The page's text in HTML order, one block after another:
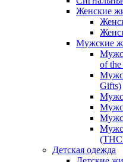
Женские
Мужские
of
Gifts)
Детская одежда